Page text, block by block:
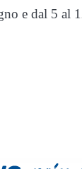
e dal 5 al